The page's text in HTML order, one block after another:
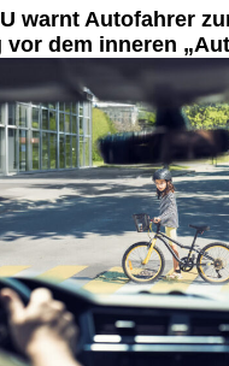
warnt Autofahrer
vor dem inneren